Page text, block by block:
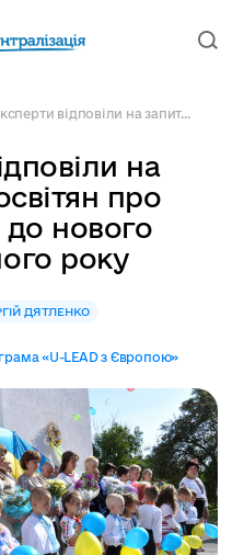
відповіли на запит...
на
про
до нового
року
ДЯТЛЕНКО
«U-LEAD з Європою»